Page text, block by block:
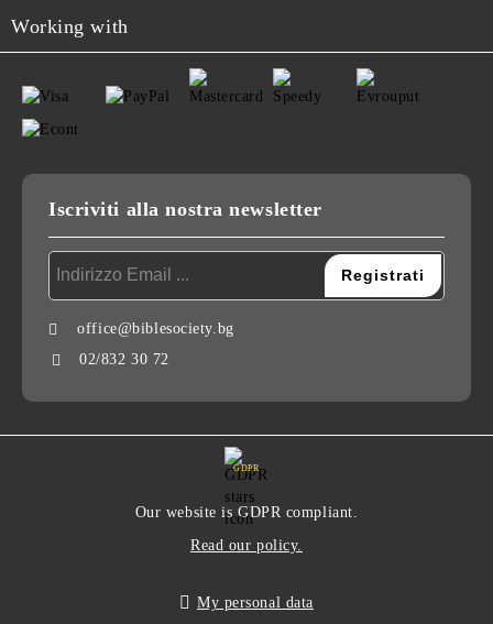
Working with
Iscriviti alla nostra newsletter
office@biblesociety.bg
02/832 30 72
GDPR
Our website is GDPR compliant.
Read our policy.
My personal data